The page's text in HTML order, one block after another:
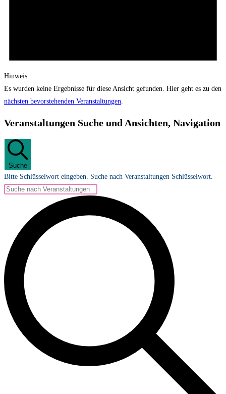
Hinweis
Es wurden keine Ergebnisse für diese Ansicht gefunden. Hier geht es zu den
nächsten bevorstehenden Veranstaltungen
Veranstaltungen Suche und Ansichten, Navigation
Suche
Bitte Schlüsselwort eingeben. Suche nach Veranstaltungen Schlüsselwort.